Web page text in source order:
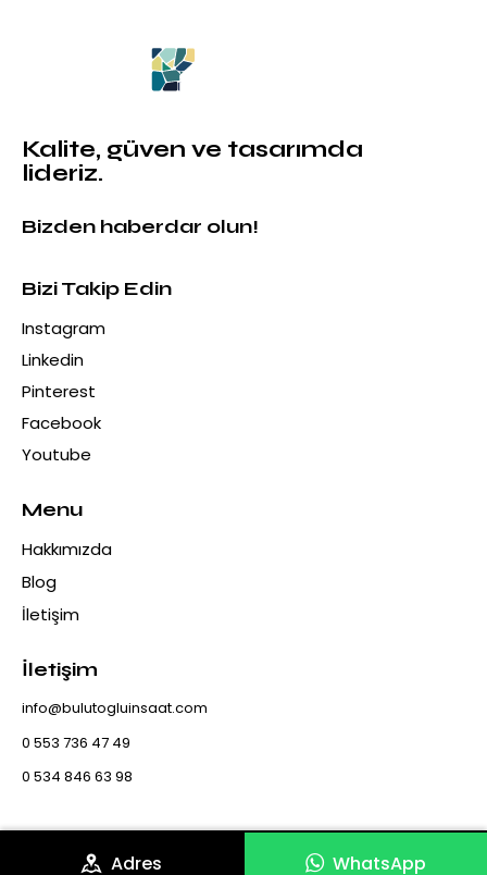
Kalite, güven ve tasarımda
lideriz.
Bizden haberdar olun!
Bizi Takip Edin
Instagram
Linkedin
Pinterest
Facebook
Youtube
Menu
Hakkımızda
Blog
İletişim
İletişim
info@bulutogluinsaat.com
0 553 736 47 49
0 534 846 63 98
Bulutoğlu İnşaat & Mermer
Adres WhatsApp